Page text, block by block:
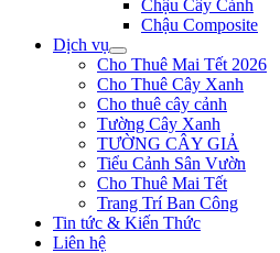
Chậu Cây Cảnh
Chậu Composite
Dịch vụ
Cho Thuê Mai Tết 2026
Cho Thuê Cây Xanh
Cho thuê cây cảnh
Tường Cây Xanh
TƯỜNG CÂY GIẢ
Tiểu Cảnh Sân Vườn
Cho Thuê Mai Tết
Trang Trí Ban Công
Tin tức & Kiến Thức
Liên hệ